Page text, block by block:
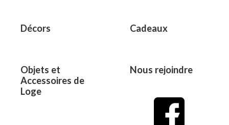
Décors Cadeaux
Objets et
Accessoires de
Loge
Nous rejoindre